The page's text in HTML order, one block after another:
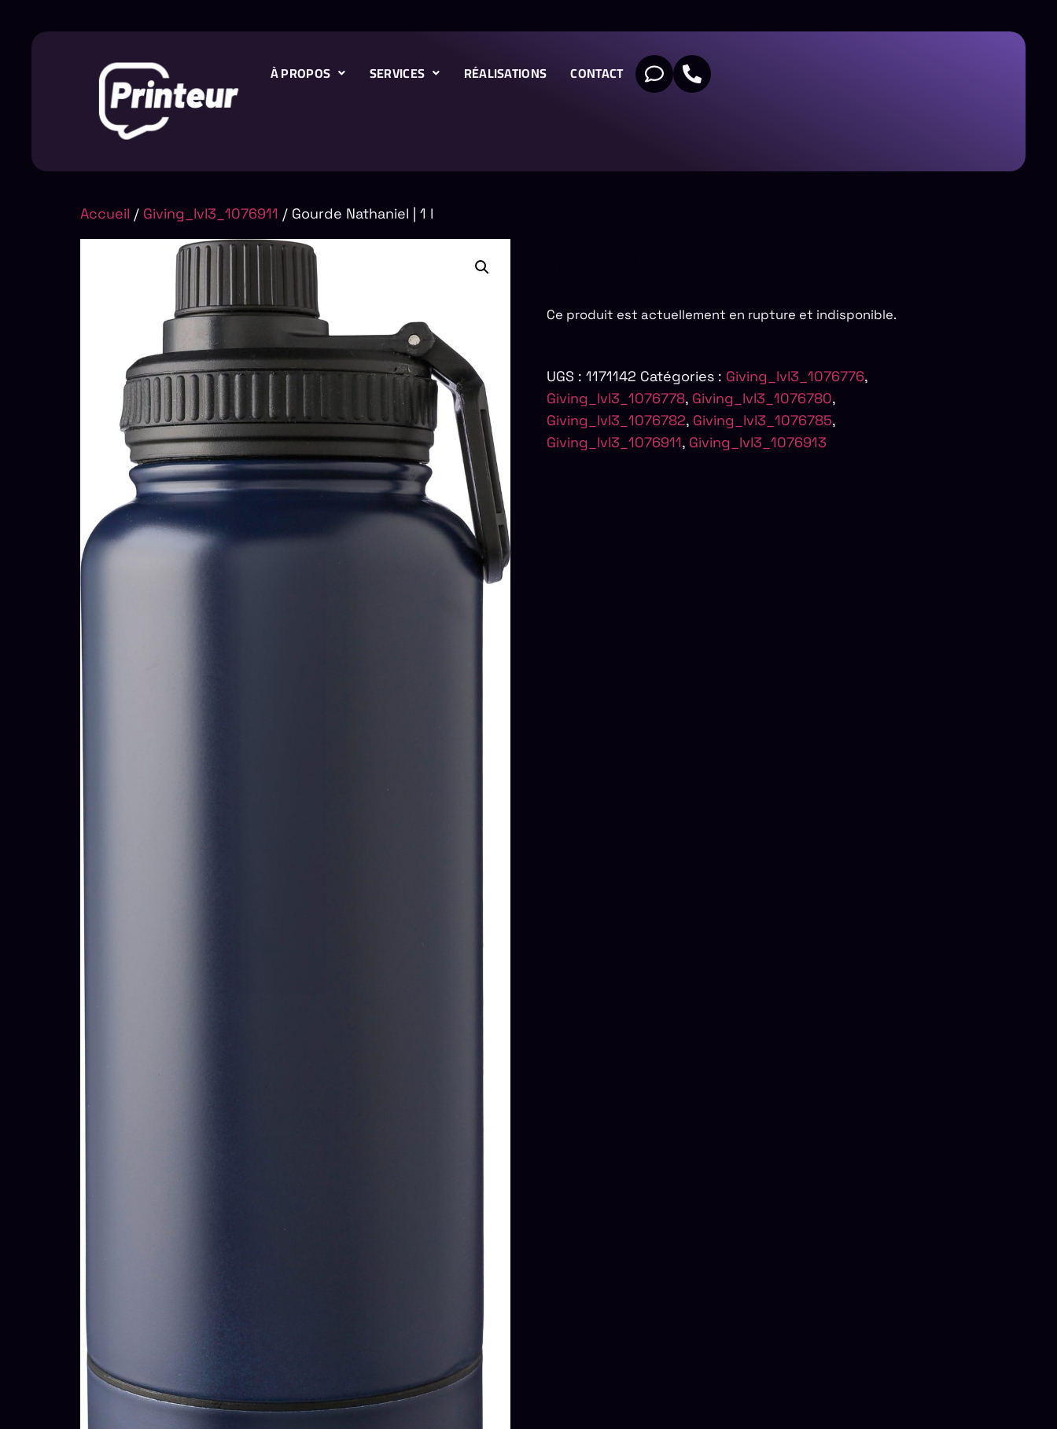
À PROPOS SERVICES RÉALISATIONS CONTACT
Accueil / Giving_lvl3_1076911 / Gourde Nathaniel | 1 l
Ce produit est actuellement en rupture et indisponible.
UGS : 1171142 Catégories : Giving_lvl3_1076776,
Giving_lvl3_1076778, Giving_lvl3_1076780,
Giving_lvl3_1076782, Giving_lvl3_1076785,
Giving_lvl3_1076911, Giving_lvl3_1076913